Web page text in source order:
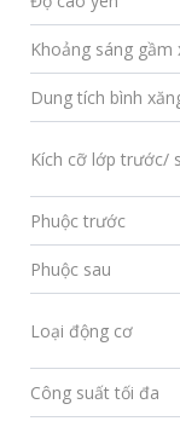
Khoảng sáng gầm
Dung tích bình
Kích cỡ lớp trước/
Phuộc trước
Phuộc sau
Loại động cơ
Công suất tối đa